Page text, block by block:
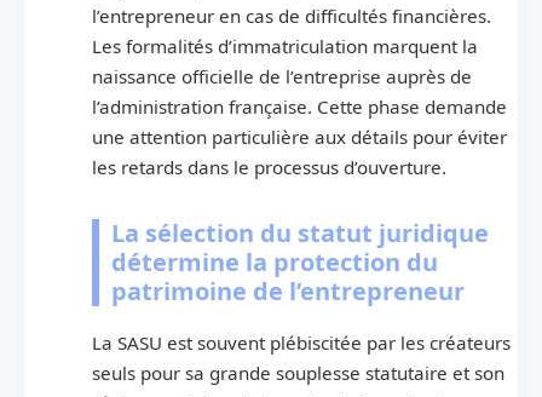
l’entrepreneur en cas de difficultés financières.
Les formalités d’immatriculation marquent la
naissance officielle de l’entreprise auprès de
l’administration française. Cette phase demande
une attention particulière aux détails pour éviter
les retards dans le processus d’ouverture.
La sélection du statut juridique
détermine la protection du
patrimoine de l’entrepreneur
La SASU est souvent plébiscitée par les créateurs
seuls pour sa grande souplesse statutaire et son